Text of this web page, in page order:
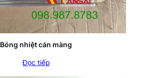
Bóng nhiệt cán màng
Đọc tiếp